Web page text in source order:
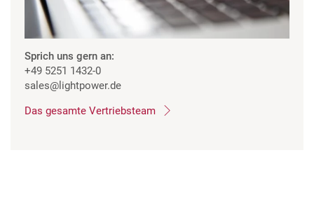
Sprich uns gern an:
+49 5251 1432-0
sales@lightpower.de
Das gesamte Vertriebsteam